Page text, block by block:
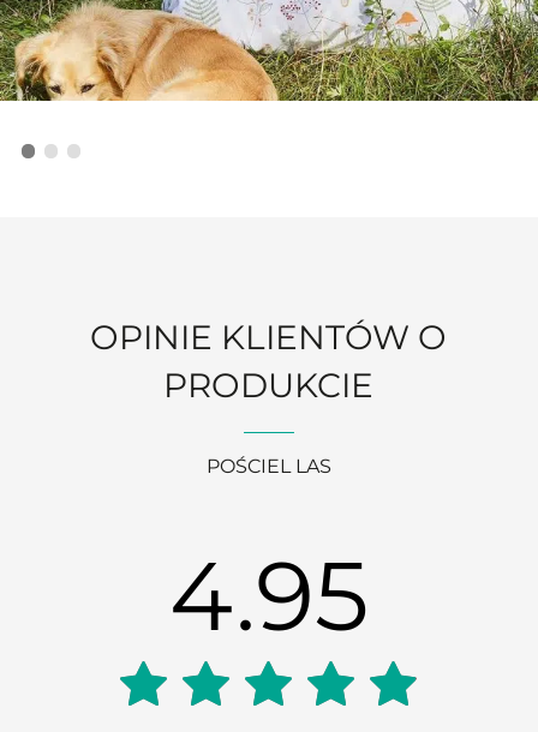
OPINIE KLIENTÓW O
PRODUKCIE
POŚCIEL LAS
4.95